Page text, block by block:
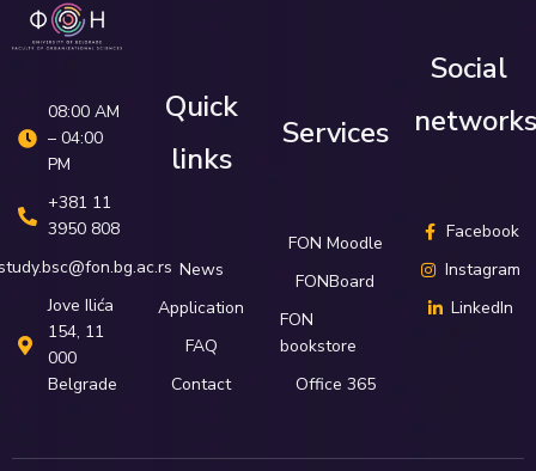
08:00 AM
– 04:00
PM
+381 11
3950 808
Јove Ilića
154, 11
000
Belgrade
Quick
links
News
Application
FAQ
Contact
Services
FON Moodle
FONBoard
FON
bookstore
Office 365
Social
networks
Facebook
Instagram
LinkedIn